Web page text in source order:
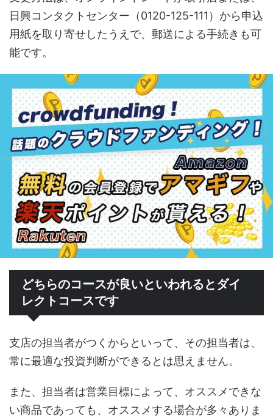
日興コンタクトセンター（0120-125-111）から申込
用紙を取り寄せしたうえで、郵送による手続きも可
能です。
どちらのコースが良いといわれるとダイ
レクトコースです
支店の担当者がつくからといって、その担当者は、
常に最適な投資判断ができるとは思えません。
また、担当者は営業目標によって、オススメできな
い商品であっても、オススメする場合が多々ありま